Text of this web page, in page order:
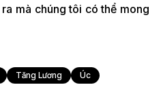
mà chúng tôi có thể mong
Tăng Lương Úc